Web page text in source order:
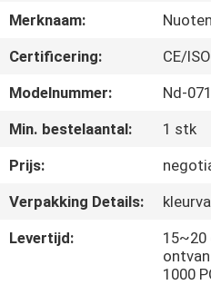
ONS
FABRIEKSTOUR
NEEM
CONTACT
Merknaam:
Nuoten
Certificering:
CE/ISO
Modelnummer:
Nd-071
Min. bestelaantal:
1 stk
Prijs:
Verpakking Details:
Levertijd:
15~20
1000